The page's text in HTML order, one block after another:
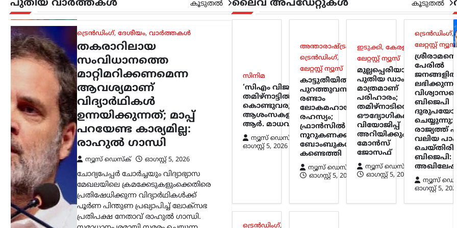
പുതിയ വാർത്തകൾ കൂടുതൽ
സമാധാനപരമായി സമരം ചെയ്യുന്ന
വിദ്യാർഥികളെ ഭീഷണിപ്പെടുത്തിയും…
ട്രെൻഡിംഗ് ദേശീയം
വാഹന
മോഡിഫിക്കേഷൻ;
സംസ്ഥാനങ്ങൾക്ക്
അധികാരമില്ല;
കേന്ദ്രനിയമങ്ങൾ
പാലിക്കണമെന്ന് നിതിൻ
ഗഡ്കരി
വാഹനങ്ങളുടെ രൂപമാറ്റവുമായി
ബന്ധപ്പെട്ട മാനദണ്ഡങ്ങൾ
നിശ്ചയിക്കാൻ സംസ്ഥാന
സർക്കാരുകൾക്ക് അധികാരമില്ലെന്ന്
കേന്ദ്ര റോഡ് ഗതാഗത മന്ത്രി നിതിൻ
ഗഡ്കരി രാജ്യസഭയിൽ വ്യക്തമാക്കി.
ലൈവ് അപ്‌ഡേറ്റുകൾ കൂടുതൽ
സിനിമ
‘സിഎം വിജയ്’
തമിഴ്നാട്ടിൽ മാറ്റം
കൊണ്ടുവരും;
ആശംസകളുമായി
ആർ. മാധവൻ
ന്യൂസ് ഡെസ്ക്
ഓഗസ്റ്റ്‌ 5, 2026
അന്താരാഷ്ട്രം
ട്രെൻഡിംഗ്,
ലേറ്റസ്റ്റ് ന്യൂസ്
കാട്ടുതീയിൽ
പുറത്തുവന്ന
രണ്ടാം
ലോകമഹായുദ്ധ
രഹസ്യം;
ഫ്രാൻസിൽ
നൂറുകണക്കിന്
ബോംബുകൾ
കണ്ടെത്തി
ന്യൂസ് ഡെസ്ക്
ഓഗസ്റ്റ്‌ 5, 2026
ഇടുക്കി,കേരളം
ലേറ്റസ്റ്റ് ന്യൂസ്
മുല്ലപ്പെരിയാറിൽ
പുതിയ ഡാം
മാത്രമാണ്
പരിഹാരം;
തമിഴ്നാടിനെ
ഔദ്യോഗികമായി
വിയോജിപ്പ്
അറിയിക്കും:
മോൻസ്
ജോസഫ്
ന്യൂസ് ഡെസ്ക്
ഓഗസ്റ്റ്‌ 5, 2026
ട്രെൻഡിംഗ്,
ലേറ്റസ്റ്റ് ന്യൂസ്
ശ്രീരാമന്റെ
പേരിൽ
ജനങ്ങളിൽ
ലഭിക്കുന്ന
ബിജെപി
ചെയ്യുന്നു;
രാജ്യത്ത്
വലിയ
ബിജെപി:
അഖിലേഷ്
ന്യൂസ്
ഓഗസ്റ്റ്‌ 5, 2026
ട്രെൻഡിംഗ്,